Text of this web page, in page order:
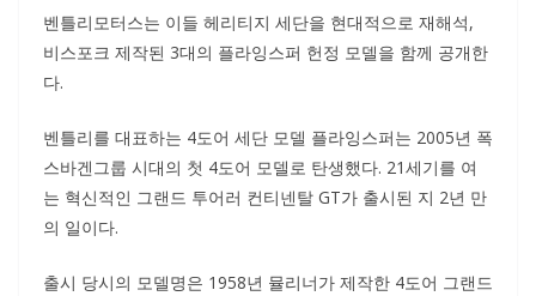
벤틀리모터스는 이들 헤리티지 세단을 현대적으로 재해석,
비스포크 제작된 3대의 플라잉스퍼 헌정 모델을 함께 공개한
다.
벤틀리를 대표하는 4도어 세단 모델 플라잉스퍼는 2005년 폭
스바겐그룹 시대의 첫 4도어 모델로 탄생했다. 21세기를 여
는 혁신적인 그랜드 투어러 컨티넨탈 GT가 출시된 지 2년 만
의 일이다.
출시 당시의 모델명은 1958년 뮬리너가 제작한 4도어 그랜드